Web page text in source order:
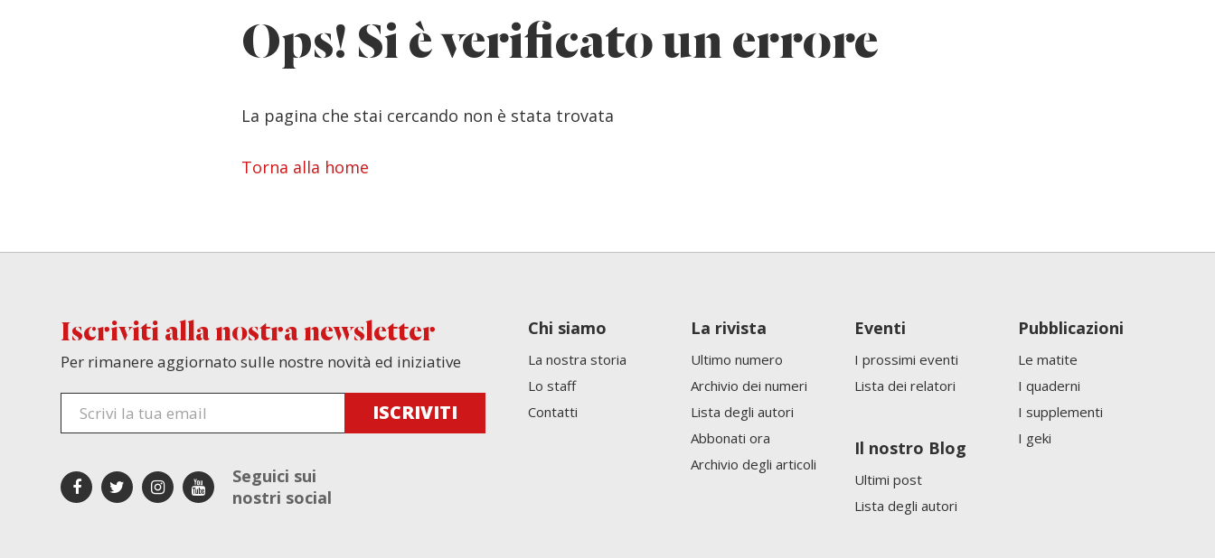
Ops! Si è verificato un errore
La pagina che stai cercando non è stata trovata
Torna alla home
Iscriviti alla nostra newsletter
Per rimanere aggiornato sulle nostre novità ed iniziative
Seguici sui
nostri social
Chi siamo
La nostra storia
Lo staff
Contatti
La rivista
Ultimo numero
Archivio dei numeri
Lista degli autori
Abbonati ora
Archivio degli articoli
Eventi
I prossimi eventi
Lista dei relatori
Il nostro Blog
Ultimi post
Lista degli autori
Pubblicazioni
Le matite
I quaderni
I supplementi
I geki